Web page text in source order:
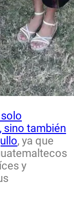
sino también
, ya que
y